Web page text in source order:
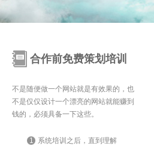
合作前免费策划培训
不是随便做一个网站就是有效果的，也
不是仅仅设计一个漂亮的网站就能赚到
钱的，必须具备一下这些。
1
系统培训之后，直到理解